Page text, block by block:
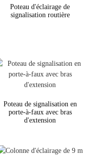
Poteau d'éclairage de
signalisation routière
Poteau de signalisation en
porte-à-faux avec bras
d'extension